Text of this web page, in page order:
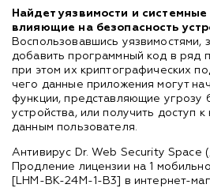
Найдет уязвимости и системные
влияющие на безопасность
Воспользовавшись уязвимостями,
добавить программный код в ряд
при этом их криптографических
чего данные приложения могут
функции, представляющие угрозу
устройства, или получить доступ
данным пользователя.
Антивирус Dr. Web Security Space
Продление лицензии на 1
[LHM-BK-24M-1-B3] в интернет-